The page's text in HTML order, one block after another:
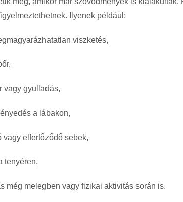
Ilyenek például:
viszketés,
vagy gyulladás,
a lábakon,
vagy elfertőződő sebek,
tenyéren,
még melegben vagy fizikai aktivitás során is.